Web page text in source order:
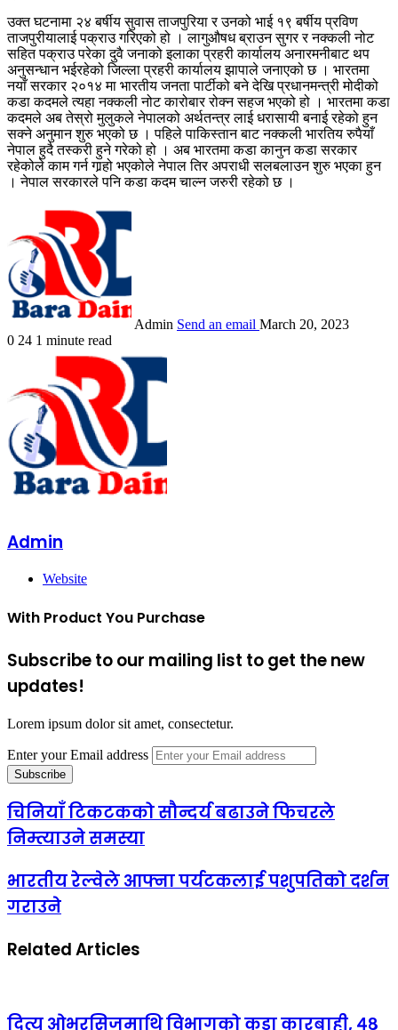
उक्त घटनामा २४ बर्षीय सुवास ताजपुरिया र उनको भाई १९ बर्षीय प्रविण
ताजपुरीयालाई पक्राउ गरिएको हो । लागुऔषध ब्राउन सुगर र नक्कली नोट
सहित पक्राउ परेका दुवै जनाको इलाका प्रहरी कार्यालय अनारमनीबाट थप
अनुसन्धान भईरहेको जिल्ला प्रहरी कार्यालय झापाले जनाएको छ । भारतमा
नयाँ सरकार २०१४ मा भारतीय जनता पार्टीको बने देखि प्रधानमन्त्री मोदीको
कडा कदमले त्यहा नक्कली नोट कारोबार रोक्न सहज भएको हो । भारतमा कडा
कदमले अब तेस्रो मुलुकले नेपालको अर्थतन्त्र लाई धरासायी बनाई रहेको हुन
सक्ने अनुमान शुरु भएको छ । पहिले पाकिस्तान बाट नक्कली भारतिय रुपैयाँ
नेपाल हुदै तस्करी हुने गरेको हो । अब भारतमा कडा कानुन कडा सरकार
रहेकोले काम गर्न गार्‍हो भएकोले नेपाल तिर अपराधी सलबलाउन शुरु भएका हुन
। नेपाल सरकारले पनि कडा कदम चाल्न जरुरी रहेको छ ।
Admin Send an email March 20, 2023
0 24 1 minute read
Admin
Website
With Product You Purchase
Subscribe to our mailing list to get the new
updates!
Lorem ipsum dolor sit amet, consectetur.
Enter your Email address
चिनियाँ टिकटकको सौन्दर्य बढाउने फिचरले
निम्त्याउने समस्या
भारतीय रेल्वेले आफ्ना पर्यटकलाई पशुपतिको दर्शन
गराउने
Related Articles
दित्य ओभरसिजमाथि विभागको कडा कारबाही, ४८